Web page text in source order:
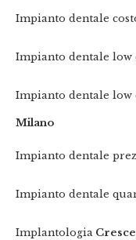
Impianto dentale
Impianto dentale low
Impianto dentale low
Milano
Impianto dentale
Impianto dentale
Implantologia